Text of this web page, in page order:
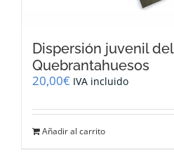
Dispersión juvenil del
Quebrantahuesos
20,00€ IVA incluido
Añadir al carrito